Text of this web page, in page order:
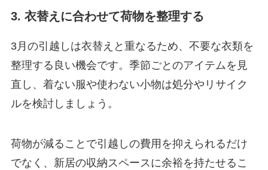
3. 衣替えに合わせて荷物を整理する
3月の引越しは衣替えと重なるため、不要な衣類を
整理する良い機会です。季節ごとのアイテムを見
直し、着ない服や使わない小物は処分やリサイク
ルを検討しましょう。
荷物が減ることで引越しの費用を抑えられるだけ
でなく、新居の収納スペースに余裕を持たせるこ